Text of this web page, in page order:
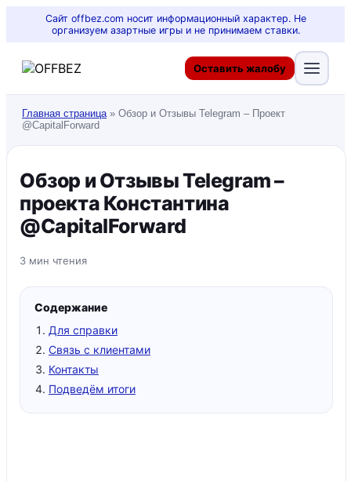
Сайт offbez.com носит информационный характер. Не
организуем азартные игры и не принимаем ставки.
Оставить жалобу
Главная страница» Обзор и Отзывы Telegram – Проект
@CapitalForward
Обзор и Отзывы Telegram –
проекта Константина
@CapitalForward
3 мин чтения
Содержание
Для справки
Связь с клиентами
Контакты
Подведём итоги